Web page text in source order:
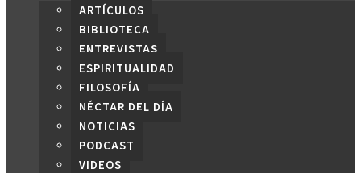
ARTÍCULOS
BIBLIOTECA
ENTREVISTAS
ESPIRITUALIDAD
FILOSOFÍA
NÉCTAR DEL DÍA
NOTICIAS
PODCAST
VIDEOS